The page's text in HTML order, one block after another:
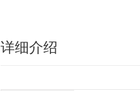
详细介绍